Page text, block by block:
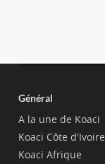
Général
A la une de Koaci
Koaci Côte d'Ivoire
Koaci Afrique